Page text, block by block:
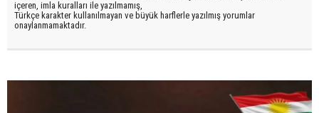
içeren, imla kuralları ile yazılmamış,
Türkçe karakter kullanılmayan ve büyük harflerle yazılmış yorumlar
onaylanmamaktadır.